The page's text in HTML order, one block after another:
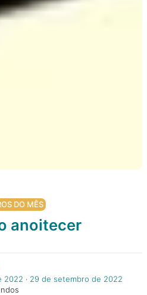
DO MÊS
anoitecer
2022 ‧ 29 de setembro de 2022